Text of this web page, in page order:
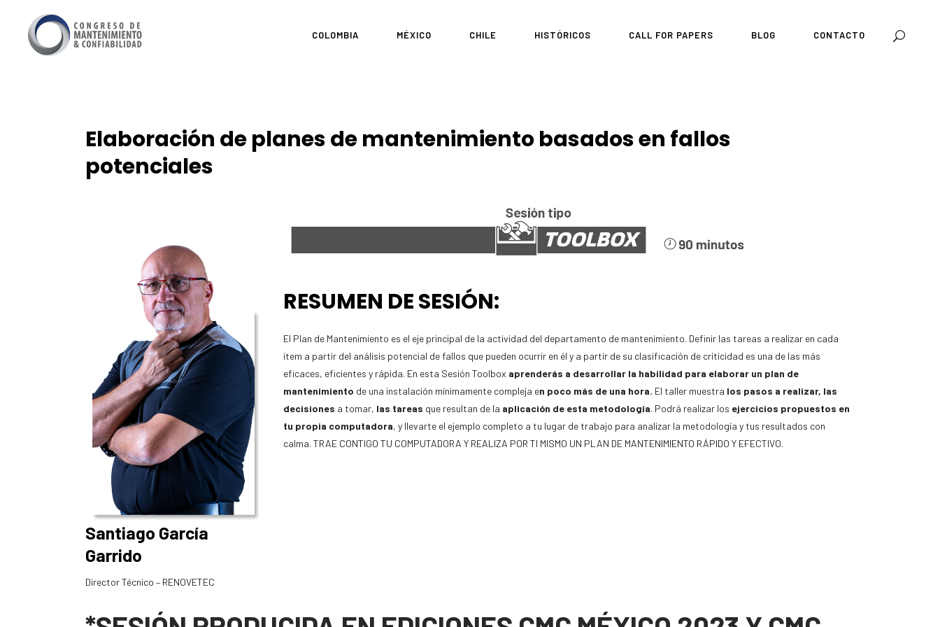
COLOMBIA MÉXICO CHILE HISTÓRICOS CALL FOR PAPERS BLOG CONTACTO
Elaboración de planes de mantenimiento basados en fallos
potenciales
Santiago García
Garrido
Director Técnico – RENOVETEC
RESUMEN DE SESIÓN:
El Plan de Mantenimiento es el eje principal de la actividad del departamento de mantenimiento. Definir las tareas a realizar en cada
ítem a partir del análisis potencial de fallos que pueden ocurrir en él y a partir de su clasificación de criticidad es una de las más
eficaces, eficientes y rápida. En esta Sesión Toolbox aprenderás a desarrollar la habilidad para elaborar un plan de
mantenimiento de una instalación mínimamente compleja en poco más de una hora. El taller muestra los pasos a realizar, las
decisiones a tomar, las tareas que resultan de la aplicación de esta metodología. Podrá realizar los ejercicios propuestos en
tu propia computadora, y llevarte el ejemplo completo a tu lugar de trabajo para analizar la metodología y tus resultados con
calma. TRAE CONTIGO TU COMPUTADORA Y REALIZA POR TI MISMO UN PLAN DE MANTENIMIENTO RÁPIDO Y EFECTIVO.